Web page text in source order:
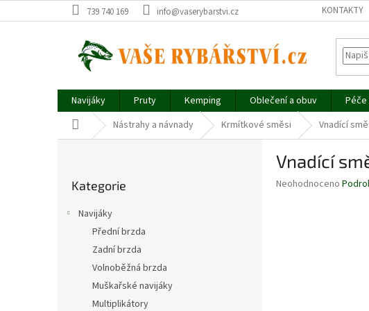
na
739 740 169 info@vaserybarstvi.cz KONTAKTY
Navijáky Pruty Kemping Oblečení a obuv
Domů Nástrahy a návnady Krmítkové směsi Vnadící
kategorie
Kategorie
Navijáky
Přední brzda
Zadní brzda
Volnoběžná brzda
Muškařské navijáky
Multiplikátory
Vnadící
Průměrné
Neohodnoceno